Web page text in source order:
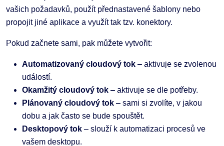
vašich požadavků, použít přednastavené šablony nebo
propojit jiné aplikace a využít tak tzv. konektory.
Pokud začnete sami, pak můžete vytvořit:
Automatizovaný cloudový tok – aktivuje se zvolenou
událostí.
Okamžitý cloudový tok – aktivuje se dle potřeby.
Plánovaný cloudový tok – sami si zvolíte, v jakou
dobu a jak často se bude spouštět.
Desktopový tok – slouží k automatizaci procesů ve
vašem desktopu.